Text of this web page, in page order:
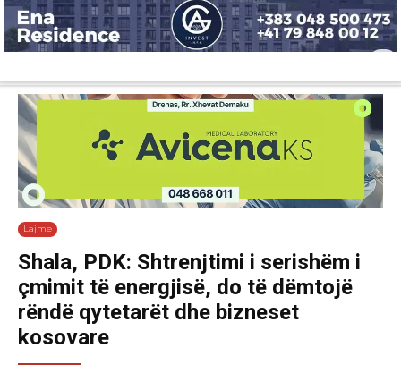
Lajme
Shala, PDK: Shtrenjtimi i serishëm i
çmimit të energjisë, do të dëmtojë
rëndë qytetarët dhe bizneset
kosovare